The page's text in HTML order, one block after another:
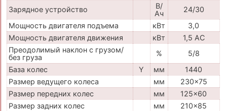
Зарядное устройство
В/
Ач
24/30
Мощность двигателя подъема
кВт
3,0
Мощность двигателя движения
кВт
1,5 АС
Преодолимый наклон с грузом/
без груза
%
5/8
База колес
Y мм
1440
Размер ведущего колеса
мм
230x75
Размер передних колес
мм
125x60
Размер задних колес
мм
210x85